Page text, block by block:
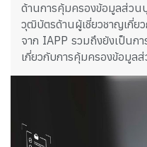
ด้านการคุ้มครองข้อมูลส่วน
วุฒิบัตรด้านผู้เชี่ยวชาญเกี่ย
จาก IAPP รวมถึงยังเป็นกา
เกี่ยวกับการคุ้มครองข้อมูล